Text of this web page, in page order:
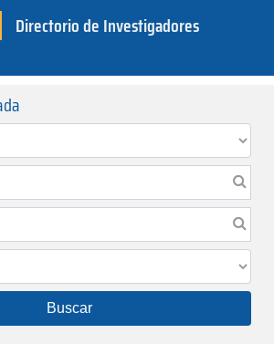
Directorio de Investigadores
Buscar